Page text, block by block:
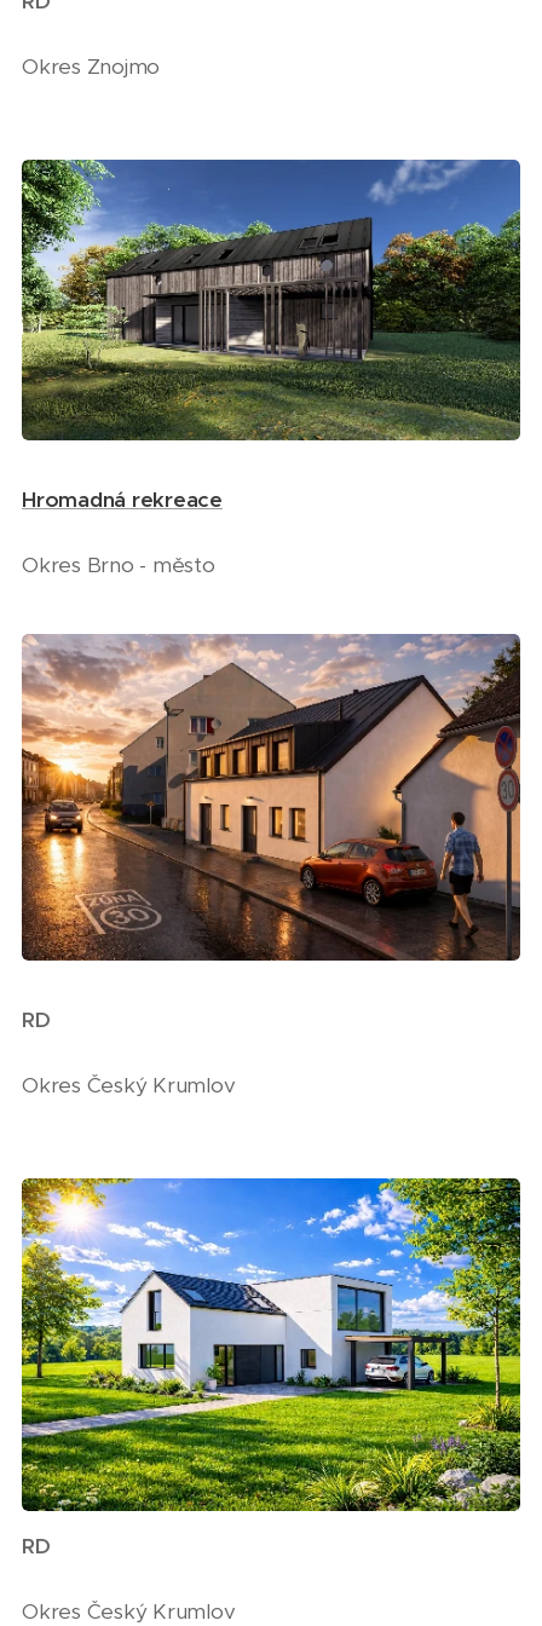
Okres Znojmo
Hromadná rekreace
Okres Brno - město
RD
Okres Český Krumlov
RD
Okres Český Krumlov